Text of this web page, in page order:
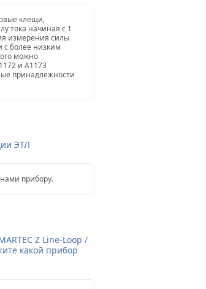
клещи,
тока начиная с 1
измерения силы
с более низким
можно
и А1173
принадлежности
ЭТЛ
прибору.
Z Line-Loop /
какой прибор